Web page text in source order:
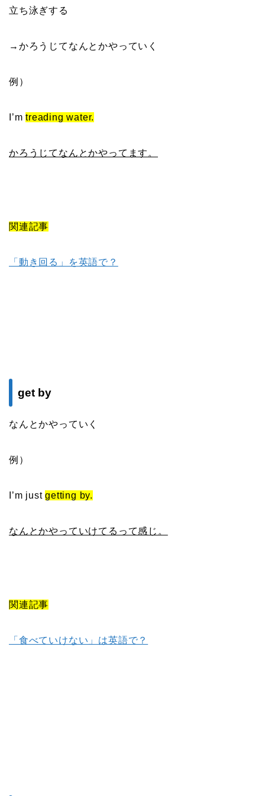
立ち泳ぎする
→かろうじてなんとかやっていく
例）
I’mtreading water.
かろうじてなんとかやってます。
関連記事
「動き回る」を英語で？
get by
なんとかやっていく
例）
I’m justgetting by.
なんとかやっていけてるって感じ。
関連記事
「食べていけない」は英語で？